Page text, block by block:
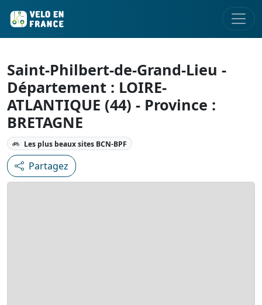
Saint-Philbert-de-Grand-Lieu -
Département : LOIRE-
ATLANTIQUE (44) - Province :
BRETAGNE
Les plus beaux sites BCN-BPF
Partagez